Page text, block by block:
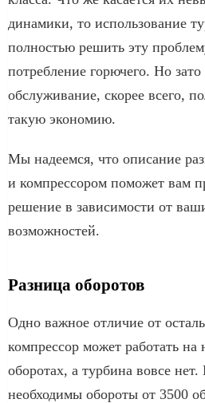
динамики, то использование
полностью решить эту
потребление горючего. Но зато
обслуживание, скорее всего,
такую экономию.
Мы надеемся, что описание
и компрессором поможет вам
решение в зависимости от
возможностей.
Разница оборотов
Одно важное отличие от
компрессор может работать
оборотах, а турбина вовсе
необходимы обороты от 3500